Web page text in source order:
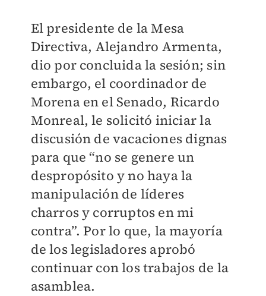
El presidente de la Mesa
Directiva, Alejandro Armenta,
dio por concluida la sesión; sin
embargo, el coordinador de
Morena en el Senado, Ricardo
Monreal, le solicitó iniciar la
discusión de vacaciones dignas
para que “no se genere un
despropósito y no haya la
manipulación de líderes
charros y corruptos en mi
contra”. Por lo que, la mayoría
de los legisladores aprobó
continuar con los trabajos de la
asamblea.